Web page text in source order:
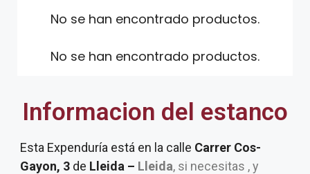
No se han encontrado productos.
No se han encontrado productos.
Informacion del estanco
Esta Expenduría está en la calle Carrer Cos-
Gayon, 3 de Lleida – Lleida, si necesitas , y